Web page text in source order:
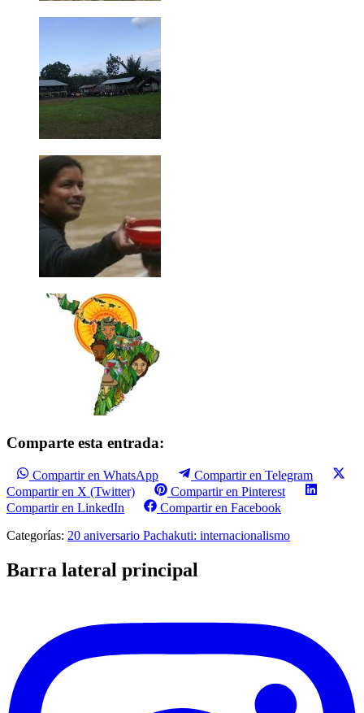
Comparte esta entrada:
Compartir en WhatsApp
Compartir en Telegram
Compartir en X (Twitter)
Compartir en Pinterest
Compartir en LinkedIn
Compartir en Facebook
Categorías: 20 aniversario Pachakuti: internacionalismo
Barra lateral principal